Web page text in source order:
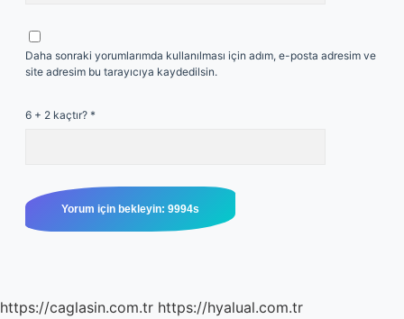
Daha sonraki yorumlarımda kullanılması için adım, e-posta adresim ve
site adresim bu tarayıcıya kaydedilsin.
6 + 2 kaçtır? *
https://caglasin.com.tr https://hyalual.com.tr